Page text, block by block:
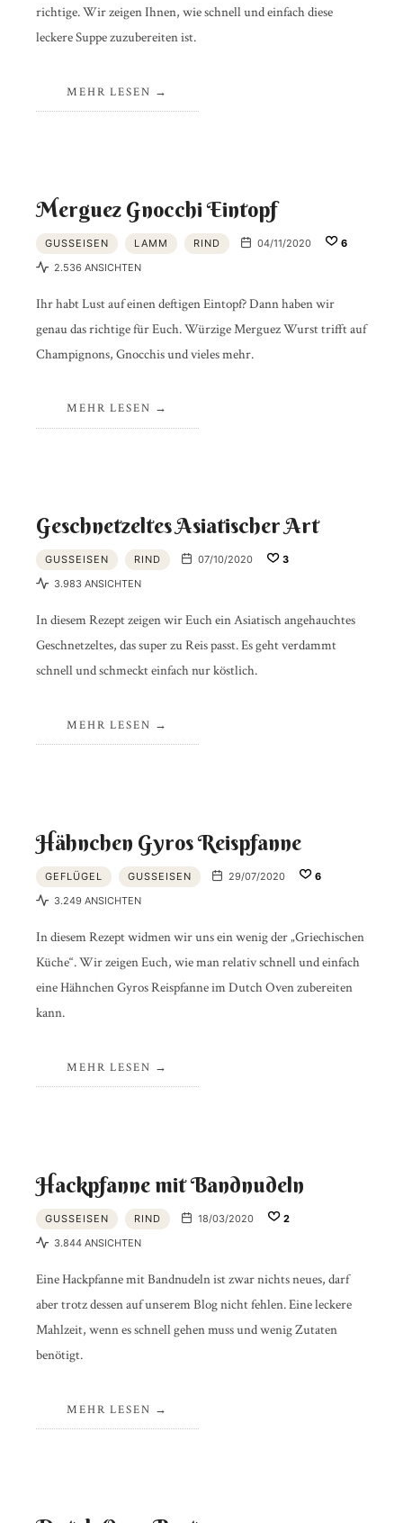
richtige. Wir zeigen Ihnen, wie schnell und einfach diese
leckere Suppe zuzubereiten ist.
MEHR LESEN
Merguez Gnocchi Eintopf
GUSSEISEN LAMM RIND 04/11/2020
6
2.536 ANSICHTEN
Ihr habt Lust auf einen deftigen Eintopf? Dann haben wir
genau das richtige für Euch. Würzige Merguez Wurst trifft auf
Champignons, Gnocchis und vieles mehr.
MEHR LESEN
Geschnetzeltes Asiatischer Art
GUSSEISEN RIND 07/10/2020
3
3.983 ANSICHTEN
In diesem Rezept zeigen wir Euch ein Asiatisch angehauchtes
Geschnetzeltes, das super zu Reis passt. Es geht verdammt
schnell und schmeckt einfach nur köstlich.
MEHR LESEN
Hähnchen Gyros Reispfanne
GEFLÜGEL GUSSEISEN 29/07/2020
6
3.249 ANSICHTEN
In diesem Rezept widmen wir uns ein wenig der „Griechischen
Küche“. Wir zeigen Euch, wie man relativ schnell und einfach
eine Hähnchen Gyros Reispfanne im Dutch Oven zubereiten
kann.
MEHR LESEN
Hackpfanne mit Bandnudeln
GUSSEISEN RIND 18/03/2020
2
3.844 ANSICHTEN
⁠Eine Hackpfanne mit Bandnudeln ist zwar nichts neues, darf
aber trotz dessen auf unserem Blog nicht fehlen. Eine leckere
Mahlzeit, wenn es schnell gehen muss und wenig Zutaten
benötigt.
MEHR LESEN